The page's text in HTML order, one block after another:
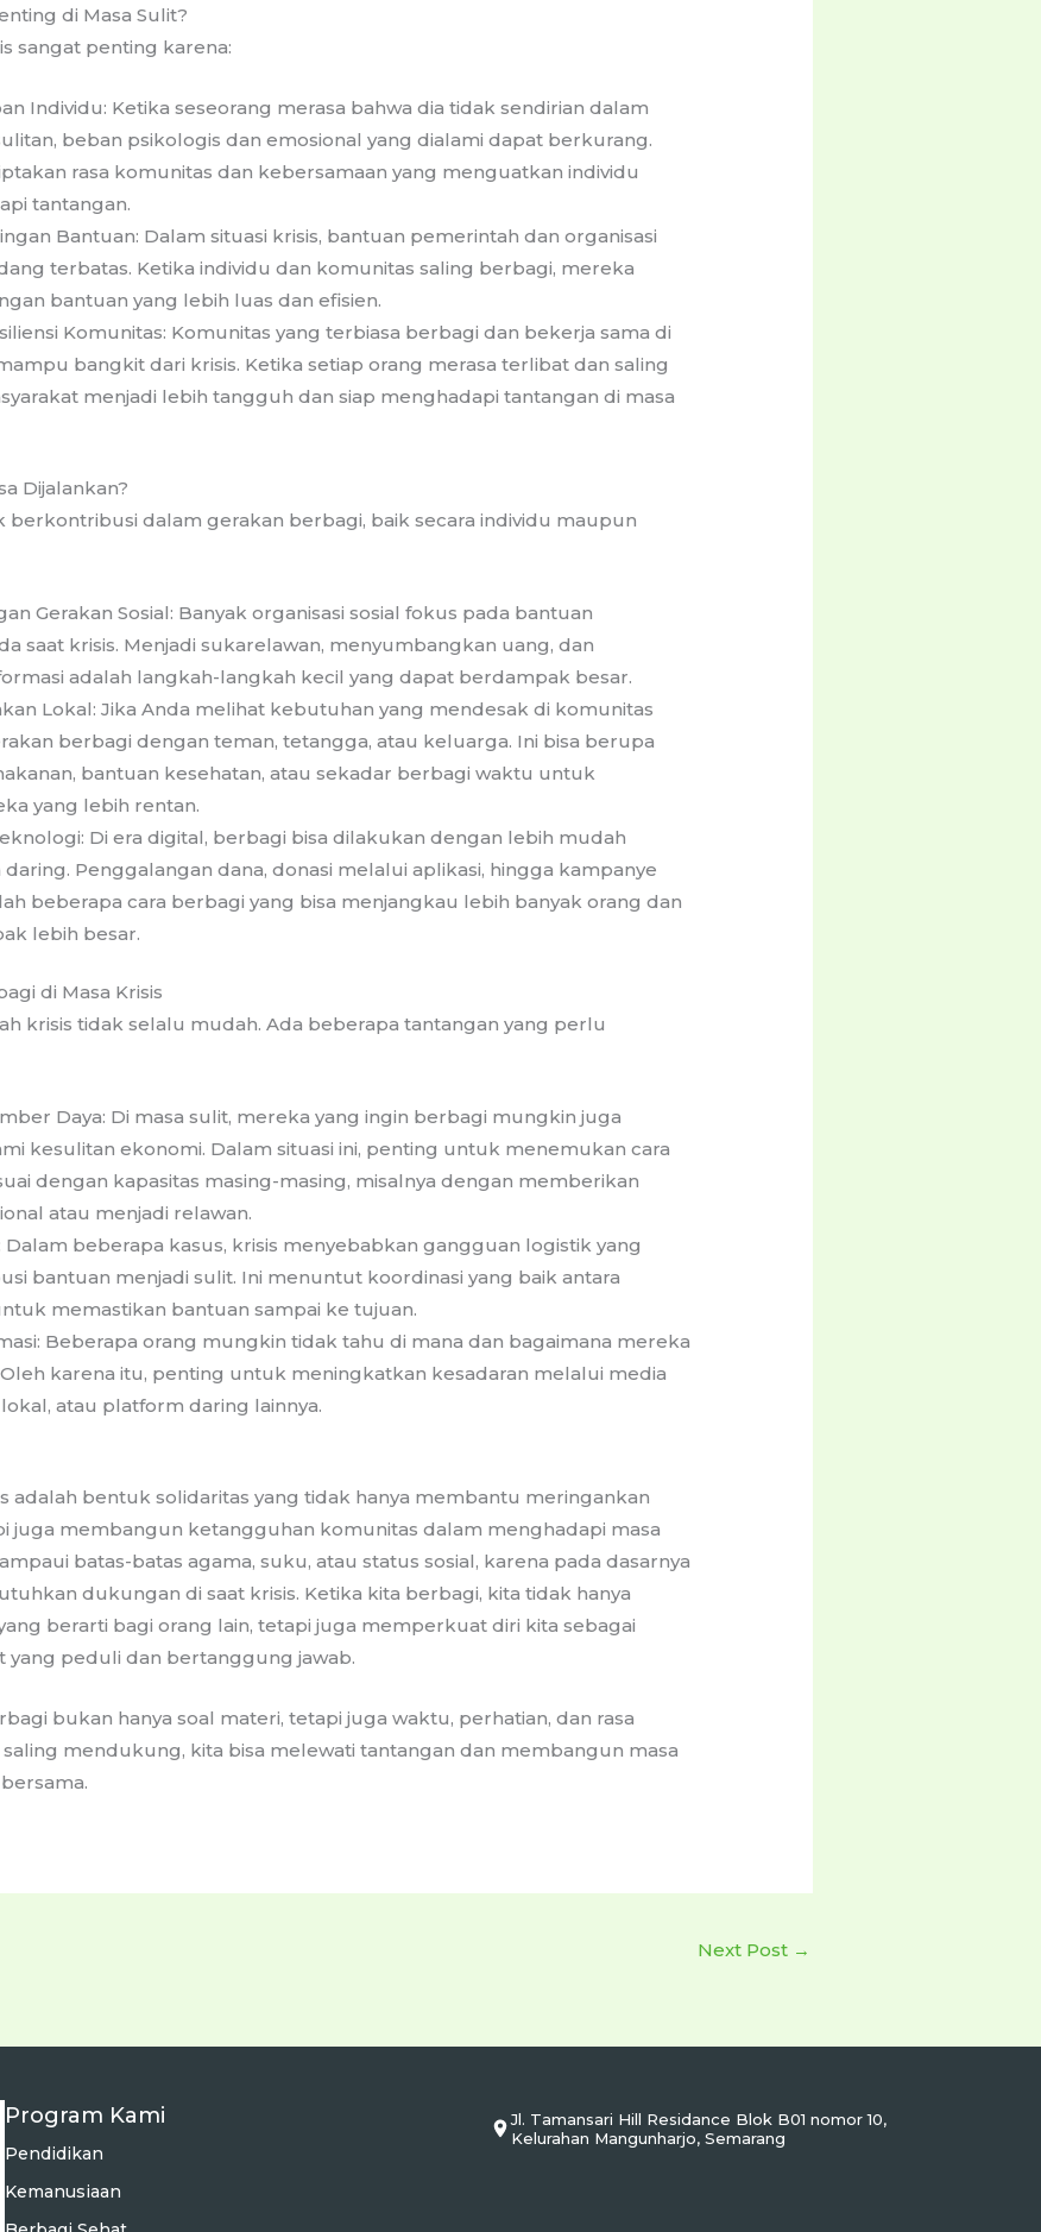
di Masa Sulit?
sangat penting karena:
Individu: Ketika seseorang merasa bahwa dia tidak sendirian dalam
beban psikologis dan emosional yang dialami dapat berkurang.
rasa komunitas dan kebersamaan yang menguatkan individu
tantangan.
Bantuan: Dalam situasi krisis, bantuan pemerintah dan organisasi
terbatas. Ketika individu dan komunitas saling berbagi, mereka
bantuan yang lebih luas dan efisien.
Komunitas: Komunitas yang terbiasa berbagi dan bekerja sama di
bangkit dari krisis. Ketika setiap orang merasa terlibat dan saling
menjadi lebih tangguh dan siap menghadapi tantangan di masa
Dijalankan?
berkontribusi dalam gerakan berbagi, baik secara individu maupun
Gerakan Sosial: Banyak organisasi sosial fokus pada bantuan
saat krisis. Menjadi sukarelawan, menyumbangkan uang, dan
adalah langkah-langkah kecil yang dapat berdampak besar.
Lokal: Jika Anda melihat kebutuhan yang mendesak di komunitas
berbagi dengan teman, tetangga, atau keluarga. Ini bisa berupa
bantuan kesehatan, atau sekadar berbagi waktu untuk
yang lebih rentan.
Di era digital, berbagi bisa dilakukan dengan lebih mudah
Penggalangan dana, donasi melalui aplikasi, hingga kampanye
beberapa cara berbagi yang bisa menjangkau lebih banyak orang dan
lebih besar.
di Masa Krisis
krisis tidak selalu mudah. Ada beberapa tantangan yang perlu
Daya: Di masa sulit, mereka yang ingin berbagi mungkin juga
kesulitan ekonomi. Dalam situasi ini, penting untuk menemukan cara
dengan kapasitas masing-masing, misalnya dengan memberikan
atau menjadi relawan.
Dalam beberapa kasus, krisis menyebabkan gangguan logistik yang
bantuan menjadi sulit. Ini menuntut koordinasi yang baik antara
memastikan bantuan sampai ke tujuan.
Beberapa orang mungkin tidak tahu di mana dan bagaimana mereka
karena itu, penting untuk meningkatkan kesadaran melalui media
lokal, atau platform daring lainnya.
adalah bentuk solidaritas yang tidak hanya membantu meringankan
juga membangun ketangguhan komunitas dalam menghadapi masa
batas-batas agama, suku, atau status sosial, karena pada dasarnya
dukungan di saat krisis. Ketika kita berbagi, kita tidak hanya
berarti bagi orang lain, tetapi juga memperkuat diri kita sebagai
yang peduli dan bertanggung jawab.
bukan hanya soal materi, tetapi juga waktu, perhatian, dan rasa
mendukung, kita bisa melewati tantangan dan membangun masa
Next Post →
Program Kami
Pendidikan
Kemanusiaan
Jl. Tamansari Hill Residance Blok B01 nomor 10,
Kelurahan Mangunharjo, Semarang